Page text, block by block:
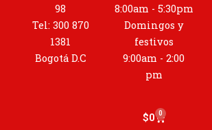
98
Tel: 300 870
1381
Bogotá D.C
8:00am - 5:30pm
Domingos y
festivos
9:00am - 2:00
pm
$0 0
Cart